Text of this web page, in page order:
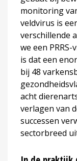
monitoring
veldvirus is
verschillende
we een
is dat een
bij 48
acht
verlagen van
successen
sectorbreed